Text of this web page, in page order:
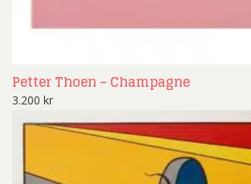
Petter Thoen – Champagne
3.200 kr